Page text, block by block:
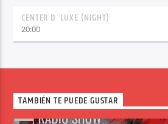
CENTER D´LUXE (NIGHT)
20:00
TAMBIÉN TE PUEDE GUSTAR